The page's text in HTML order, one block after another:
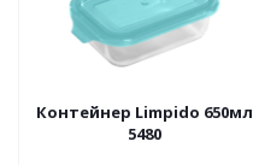
Контейнер Limpido 650мл
5480